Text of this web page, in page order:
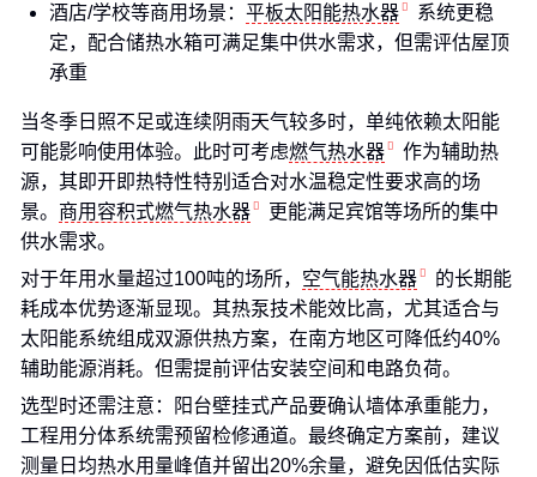
酒店/学校等商用场景： 平板太阳能热水器
系统更稳
定，配合储热水箱可满足集中供水需求，但需评估屋顶
承重
当冬季日照不足或连续阴雨天气较多时，单纯依赖太阳能
可能影响使用体验。此时可考虑燃气热水器
作为辅助热
源，其即开即热特性特别适合对水温稳定性要求高的场
景。 商用容积式燃气热水器
更能满足宾馆等场所的集中
供水需求。
对于年用水量超过100吨的场所， 空气能热水器
的长期能
耗成本优势逐渐显现。其热泵技术能效比高，尤其适合与
太阳能系统组成双源供热方案，在南方地区可降低约40%
辅助能源消耗。但需提前评估安装空间和电路负荷。
选型时还需注意：阳台壁挂式产品要确认墙体承重能力，
工程用分体系统需预留检修通道。最终确定方案前，建议
测量日均热水用量峰值并留出20%余量，避免因低估实际